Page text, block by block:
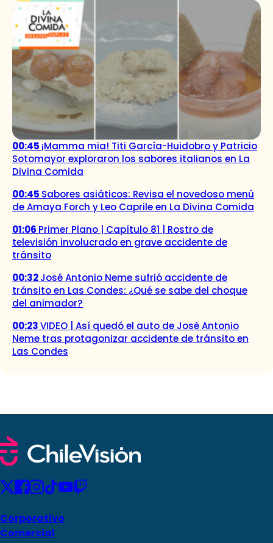
00:45 ¡Mamma mia! Titi García-Huidobro y Patricio
Sotomayor exploraron los sabores italianos en La
Divina Comida
00:45 Sabores asiáticos: Revisa el novedoso menú
de Amaya Forch y Leo Caprile en La Divina Comida
01:06 Primer Plano | Capítulo 81 | Rostro de
televisión involucrado en grave accidente de
tránsito
00:32José Antonio Neme sufrió accidente de
tránsito en Las Condes: ¿Qué se sabe del choque
del animador?
00:23VIDEO | Así quedó el auto de José Antonio
Neme tras protagonizar accidente de tránsito en
Las Condes
Corporativo
Comercial